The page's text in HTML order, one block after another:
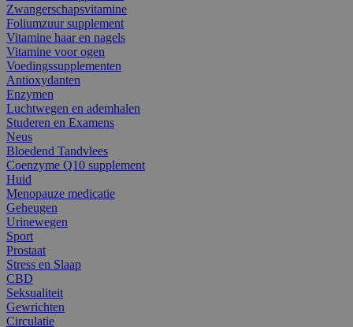
Zwangerschapsvitamine
Foliumzuur supplement
Vitamine haar en nagels
Vitamine voor ogen
Voedingssupplementen
Antioxydanten
Enzymen
Luchtwegen en ademhalen
Studeren en Examens
Neus
Bloedend Tandvlees
Coenzyme Q10 supplement
Huid
Menopauze medicatie
Geheugen
Urinewegen
Sport
Prostaat
Stress en Slaap
CBD
Seksualiteit
Gewrichten
Circulatie